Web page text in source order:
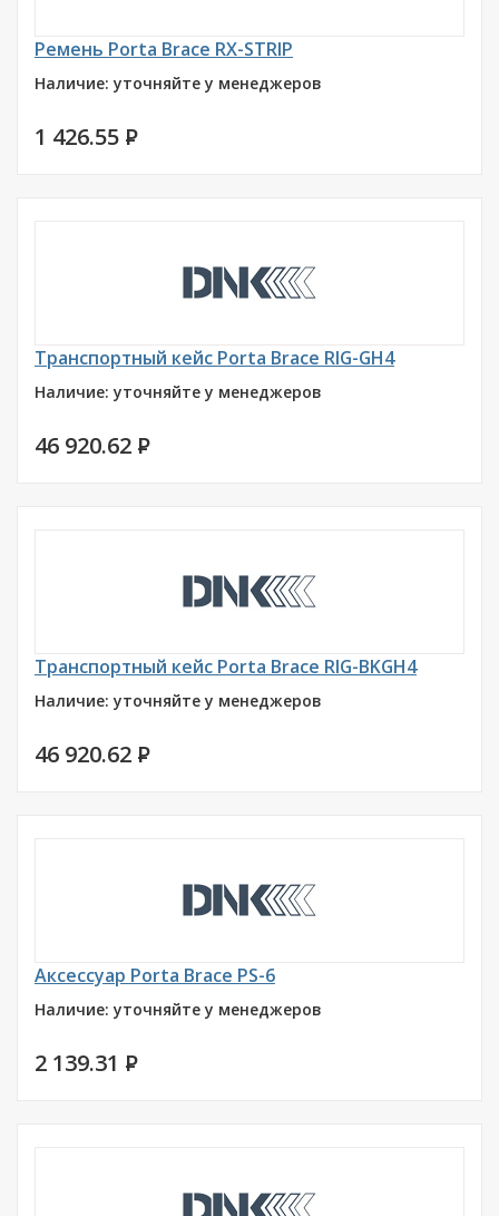
Ремень Porta Brace RX-STRIP
Наличие: уточняйте у менеджеров
1 426.55 P
Транспортный кейс Porta Brace RIG-GH4
Наличие: уточняйте у менеджеров
46 920.62 P
Транспортный кейс Porta Brace RIG-BKGH4
Наличие: уточняйте у менеджеров
46 920.62 P
Аксессуар Porta Brace PS-6
Наличие: уточняйте у менеджеров
2 139.31 P